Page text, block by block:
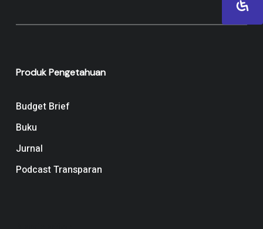
Produk Pengetahuan
Budget Brief
Buku
Jurnal
Podcast Transparan